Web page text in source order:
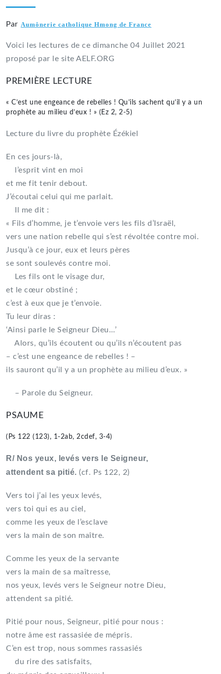
Par Aumônerie catholique Hmong de France
Voici les lectures de ce dimanche 04 Juillet 2021
proposé par le site AELF.ORG
PREMIÈRE LECTURE
« C’est une engeance de rebelles ! Qu’ils sachent qu’il y a un
prophète au milieu d’eux ! » (Ez 2, 2-5)
Lecture du livre du prophète Ézékiel
En ces jours-là,
l’esprit vint en moi
et me fit tenir debout.
J’écoutai celui qui me parlait.
Il me dit :
« Fils d’homme, je t’envoie vers les fils d’Israël,
vers une nation rebelle qui s’est révoltée contre moi.
Jusqu’à ce jour, eux et leurs pères
se sont soulevés contre moi.
Les fils ont le visage dur,
et le cœur obstiné ;
c’est à eux que je t’envoie.
Tu leur diras :
‘Ainsi parle le Seigneur Dieu…’
Alors, qu’ils écoutent ou qu’ils n’écoutent pas
– c’est une engeance de rebelles ! –
ils sauront qu’il y a un prophète au milieu d’eux. »
– Parole du Seigneur.
PSAUME
(Ps 122 (123), 1-2ab, 2cdef, 3-4)
R/ Nos yeux, levés vers le Seigneur,
attendent sa pitié. (cf. Ps 122, 2)
Vers toi j’ai les yeux levés,
vers toi qui es au ciel,
comme les yeux de l’esclave
vers la main de son maître.
Comme les yeux de la servante
vers la main de sa maîtresse,
nos yeux, levés vers le Seigneur notre Dieu,
attendent sa pitié.
Pitié pour nous, Seigneur, pitié pour nous :
notre âme est rassasiée de mépris.
C’en est trop, nous sommes rassasiés
du rire des satisfaits,